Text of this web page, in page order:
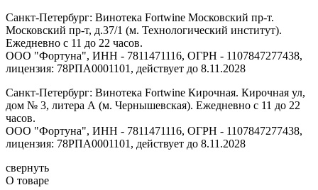
Санкт-Петербург: Винотека Fortwine Московский пр-т.
Московский пр-т, д.37/1 (м. Технологический институт).
Ежедневно с 11 до 22 часов.
ООО "Фортуна", ИНН - 7811471116, ОГРН - 1107847277438,
лицензия: 78РПА0001101, действует до 8.11.2028
Санкт-Петербург: Винотека Fortwine Кирочная. Кирочная ул,
дом № 3, литера А (м. Чернышевская). Ежедневно с 11 до 22
часов.
ООО "Фортуна", ИНН - 7811471116, ОГРН - 1107847277438,
лицензия: 78РПА0001101, действует до 8.11.2028
свернуть
О товаре